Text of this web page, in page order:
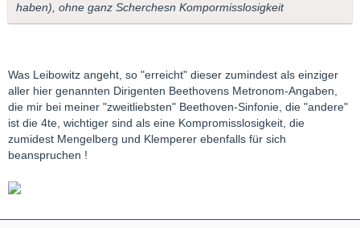
haben), ohne ganz Scherchesn Kompormisslosigkeit
Was Leibowitz angeht, so "erreicht" dieser zumindest als einziger
aller hier genannten Dirigenten Beethovens Metronom-Angaben,
die mir bei meiner "zweitliebsten" Beethoven-Sinfonie, die "andere"
ist die 4te, wichtiger sind als eine Kompromisslosigkeit, die
zumidest Mengelberg und Klemperer ebenfalls für sich
beanspruchen !